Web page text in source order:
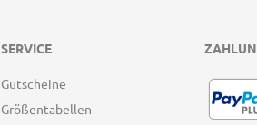
SERVICE
Gutscheine
Größentabellen